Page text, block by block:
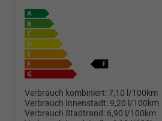
Verbrauch kombiniert:7,10 l/100km
Verbrauch Innenstadt: 9,20 l/100km
Verbrauch Stadtrand: 6,90 l/100km